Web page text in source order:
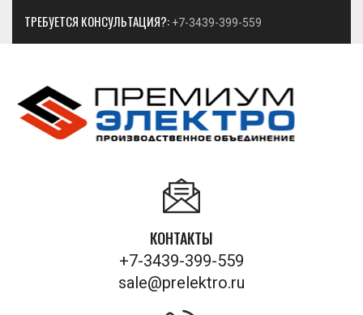
ТРЕБУЕТСЯ КОНСУЛЬТАЦИЯ?: +7-3439-399-559
КОНТАКТЫ
+7-3439-399-559
sale@prelektro.ru